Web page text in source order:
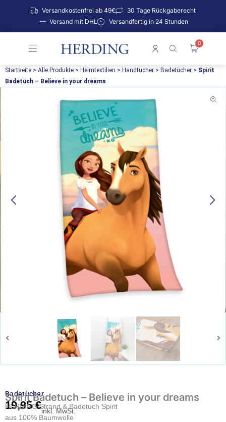
Versandkostenfrei ab 49€
30 Tage Rückgaberecht
Versand mit DHL
Versandfertig in 24 Stunden
0
Startseite > Alle Produkte > Heimtextilien > Handtücher > Badetücher > Spirit
Badetuch – Believe in your dreams
Badetücher
Spirit Badetuch – Believe in your dreams
19,95€inkl. MwSt.
HERDING Strand & Badetuch Spirit
aus 100% Baumwolle